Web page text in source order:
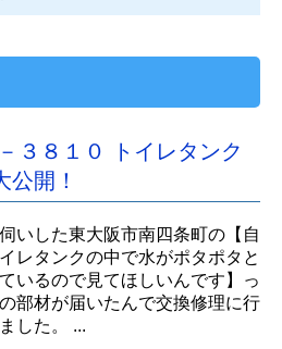
３８１０ トイレタンク
開！
いした東大阪市南四条町の【自
レタンクの中で水がポタポタと
いるので見てほしいんです】っ
部材が届いたんで交換修理に行
した。 ...